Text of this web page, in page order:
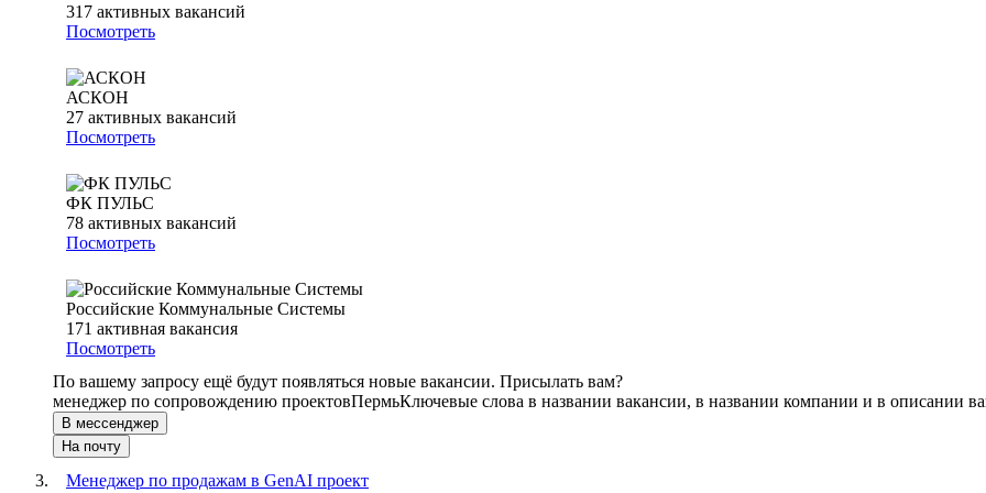
317 активных вакансий
Посмотреть
АСКОН
27 активных вакансий
Посмотреть
ФК ПУЛЬС
78 активных вакансий
Посмотреть
Российские Коммунальные Системы
171 активная вакансия
Посмотреть
По вашему запросу ещё будут появляться новые вакансии. Присылать вам?
менеджер по сопровождению проектовПермьКлючевые слова в названии вакансии, в названии компании и в описании
В мессенджер
На почту
Менеджер по продажам в GenAI проект